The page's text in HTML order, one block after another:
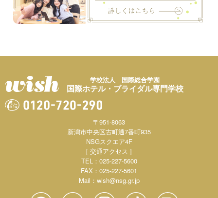
学校法人 国際総合学園
国際ホテル・ブライダル専門学校
〒951-8063
新潟市中央区古町通7番町935
NSGスクエア4F
[ 交通アクセス ]
TEL：025-227-5600
FAX：025-227-5601
Mail： wish@nsg.gr.jp